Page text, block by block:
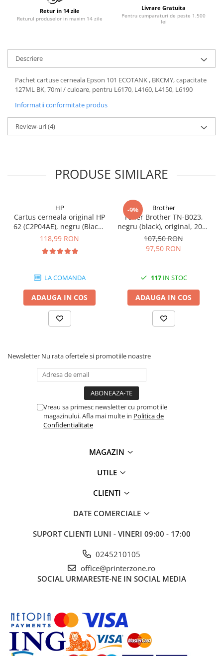
Workstation
All-in-One PC
Monitoare
Monitoare LED
Accesorii monitoare
Componente
Placi video
Procesoare
SSD-uri interne
Carcase
Coolere CPU
Ventilatoare
Placi video profesionale
SSD-uri externe
Hard disk-uri externe
Adaptoare PCI / PCIe
Periferice PC
Kit mouse si tastatura
Web-cam-uri si sisteme
Access Point-uri
Sisteme Mesh WiFi
Placi de retea
Patch panel-uri
Injectoare PoE
Retur in 14 zile
Returul produselor in maxim 14 zile
Livrare Gratuita
Pentru cumparaturi de peste 1.500
lei
Descriere
Pachet cartuse cerneala Epson 101 ECOTANK , BKCMY, capacitate
127ML BK, 70ml / culoare, pentru L6170, L4160, L4150, L6190
Informatii conformitate produs
Review-uri(4)
PRODUSE SIMILARE
HP
Cartus cerneala original HP
62 (C2P04AE), negru (Black),
200 pagini
118,99 RON
LA COMANDA
ADAUGA IN COS
-9% Brother
Toner Brother TN-B023,
negru (black), original, 2000
pagini
107,50 RON
97,50 RON
117IN STOC
ADAUGA IN COS
Newsletter Nu rata ofertele si promotiile noastre
Vreau sa primesc newsletter cu promotiile
magazinului. Afla mai multe in Politica de
Confidentialitate
MAGAZIN
UTILE
CLIENTI
DATE COMERCIALE
SUPORT CLIENTI LUNI - VINERI 09:00 - 17:00
0245210105
office@printerzone.ro
SOCIAL URMARESTE-NE IN SOCIAL MEDIA